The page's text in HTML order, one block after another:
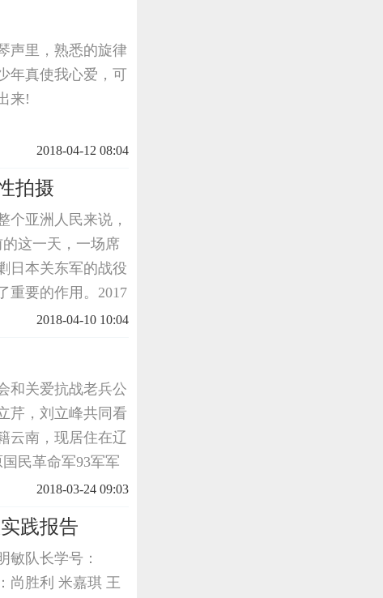
声里，熟悉的旋律
年真使我心爱，可
来!
2018-04-12 08:04
拍摄
个亚洲人民来说，
这一天，一场席
日本关东军的战役
重要的作用。2017
电影》为题，报道
2018-04-10 10:04
和关爱抗战老兵公
芹，刘立峰共同看
云南，现居住在辽
民革命军93军军
滇南守备任务。
2018-03-24 09:03
践报告
敏队长学号：
尚胜利 米嘉琪 王